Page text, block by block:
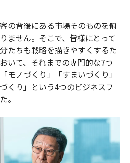
の背後にある市場そのものを俯
ません。そこで、皆様にとって
たちも戦略を描きやすくするた
いて、それまでの専門的な7つ
モノづくり」「すまいづくり」
くり」という4つのビジネスフ
。